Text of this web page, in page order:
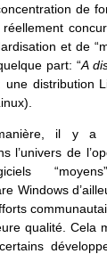
de
et de
part: “A
une distribution
il y a
l’univers de
Windows
qualité. Cela